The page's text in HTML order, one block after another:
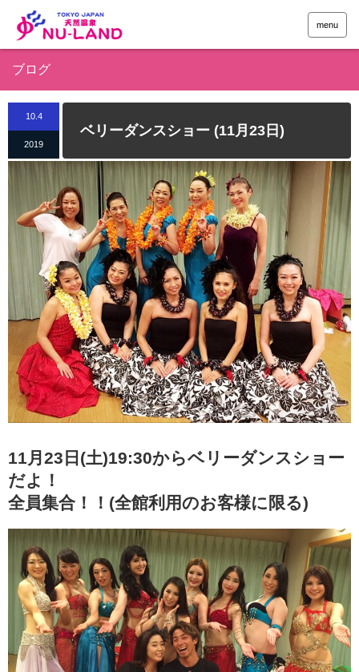
menu
ブログ
10.4
2019
ベリーダンスショー (11月23日)
11月23日(土)19:30からベリーダンスショー
だよ！
全員集合！！(全館利用のお客様に限る)